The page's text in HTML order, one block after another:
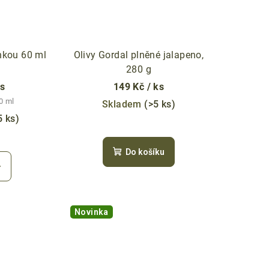
60 ml
ml
ks)
Olivy Gordal plněné jalapeno,
280 g
149 Kč / ks
Skladem (>5 ks)
Do košíku
Novinka